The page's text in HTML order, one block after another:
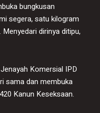
bungkusan
segera, satu kilogram
dirinya ditipu,
Komersial IPD
sama dan membuka
Kanun Keseksaan.